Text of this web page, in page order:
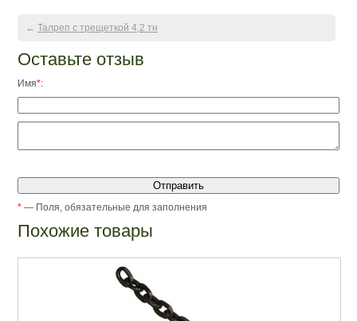
← Талреп с трещеткой 4,2 тн
Оставьте отзыв
Имя*:
* — Поля, обязательные для заполнения
Похожие товары